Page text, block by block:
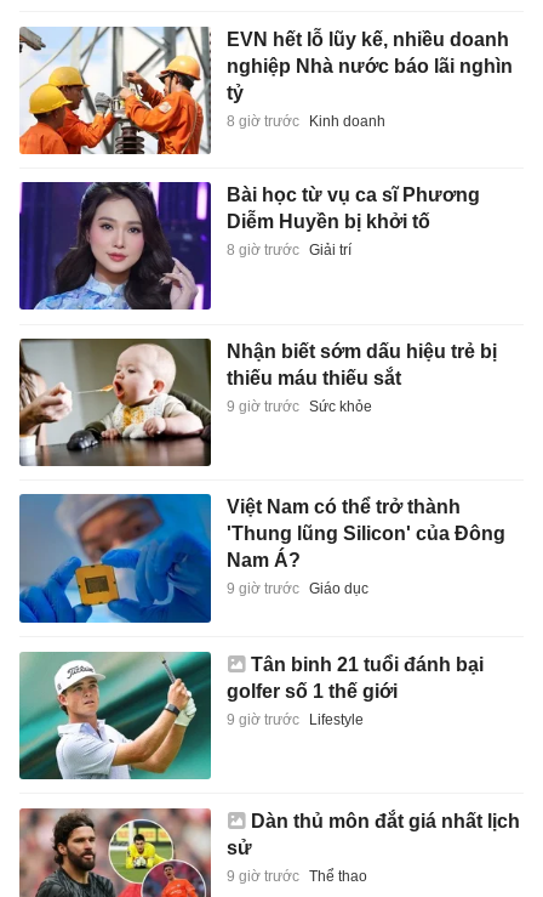
EVN hết lỗ lũy kế, nhiều doanh
nghiệp Nhà nước báo lãi nghìn
tỷ
8 giờ trước Kinh doanh
Bài học từ vụ ca sĩ Phương
Diễm Huyền bị khởi tố
8 giờ trước Giải trí
Nhận biết sớm dấu hiệu trẻ bị
thiếu máu thiếu sắt
9 giờ trước Sức khỏe
Việt Nam có thể trở thành
'Thung lũng Silicon' của Đông
Nam Á?
9 giờ trước Giáo dục
Tân binh 21 tuổi đánh bại
golfer số 1 thế giới
9 giờ trước Lifestyle
Dàn thủ môn đắt giá nhất lịch
sử
9 giờ trước Thể thao